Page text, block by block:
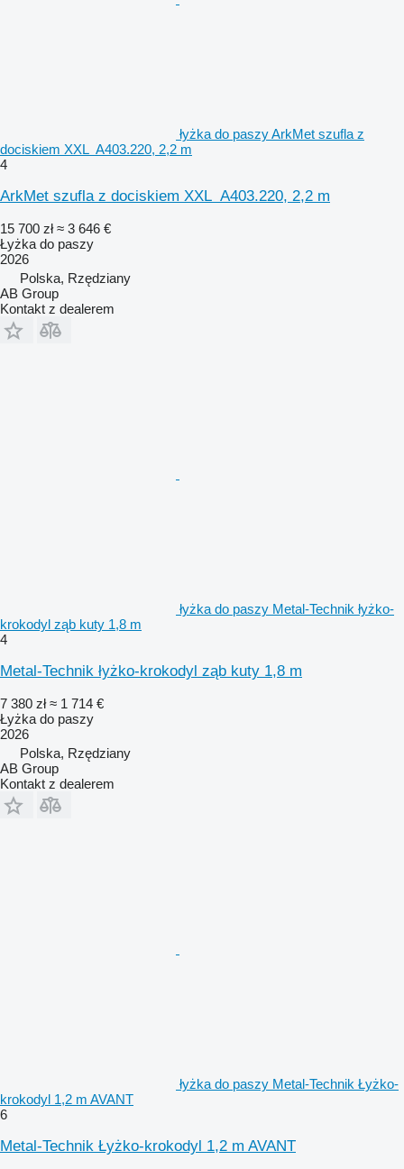
łyżka do paszy ArkMet szufla z
dociskiem XXL A403.220, 2,2 m
4
ArkMet szufla z dociskiem XXL A403.220, 2,2 m
15 700 zł ≈ 3 646 €
Łyżka do paszy
2026
Polska, Rzędziany
AB Group
Kontakt z dealerem
łyżka do paszy Metal-Technik łyżko-
krokodyl ząb kuty 1,8 m
4
Metal-Technik łyżko-krokodyl ząb kuty 1,8 m
7 380 zł ≈ 1 714 €
Łyżka do paszy
2026
Polska, Rzędziany
AB Group
Kontakt z dealerem
łyżka do paszy Metal-Technik Łyżko-
krokodyl 1,2 m AVANT
6
Metal-Technik Łyżko-krokodyl 1,2 m AVANT